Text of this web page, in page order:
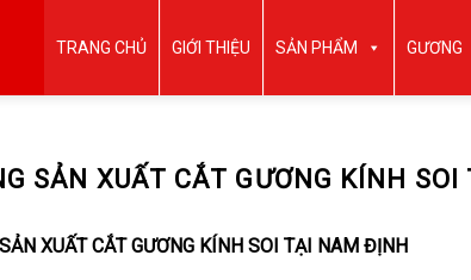
TRANG CHỦ GIỚI THIỆU SẢN PHẨM GƯƠNG
SẢN XUẤT CẮT GƯƠNG KÍNH
XUẤT CẮT GƯƠNG KÍNH SOI TẠI NAM ĐỊNH